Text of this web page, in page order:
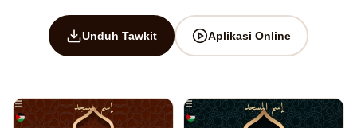
Unduh Tawkit Aplikasi Online